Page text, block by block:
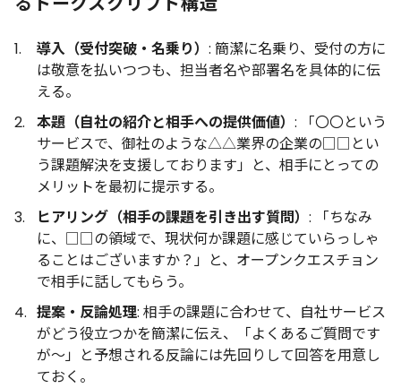
導入（受付突破・名乗り） : 簡潔に名乗り、受付の方に
は敬意を払いつつも、担当者名や部署名を具体的に伝
える。
本題（自社の紹介と相手への提供価値） : 「〇〇という
サービスで、御社のような△△業界の企業の□□とい
う課題解決を支援しております」と、相手にとっての
メリットを最初に提示する。
ヒアリング（相手の課題を引き出す質問） : 「ちなみ
に、□□の領域で、現状何か課題に感じていらっしゃ
ることはございますか？」と、オープンクエスチョン
で相手に話してもらう。
提案・反論処理: 相手の課題に合わせて、自社サービス
がどう役立つかを簡潔に伝え、「よくあるご質問です
が〜」と予想される反論には先回りして回答を用意し
ておく。